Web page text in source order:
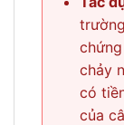
chảy
có
của